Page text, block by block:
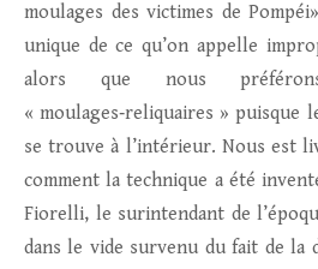
moulages des victimes de
unique de ce qu’on appelle
alors que nous
« moulages‑reliquaires » puisque
se trouve à l’intérieur. Nous est
comment la technique a été
Fiorelli, le surintendant de
dans le vide survenu du fait de la